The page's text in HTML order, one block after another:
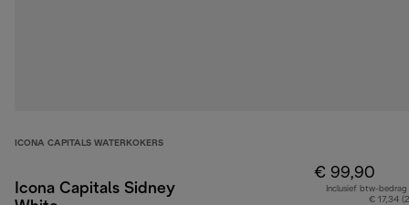
ICONA CAPITALS WATERKOKERS
Icona Capitals Sidney
€ 99,90
Inclusief btw-bedrag
€ 17,34